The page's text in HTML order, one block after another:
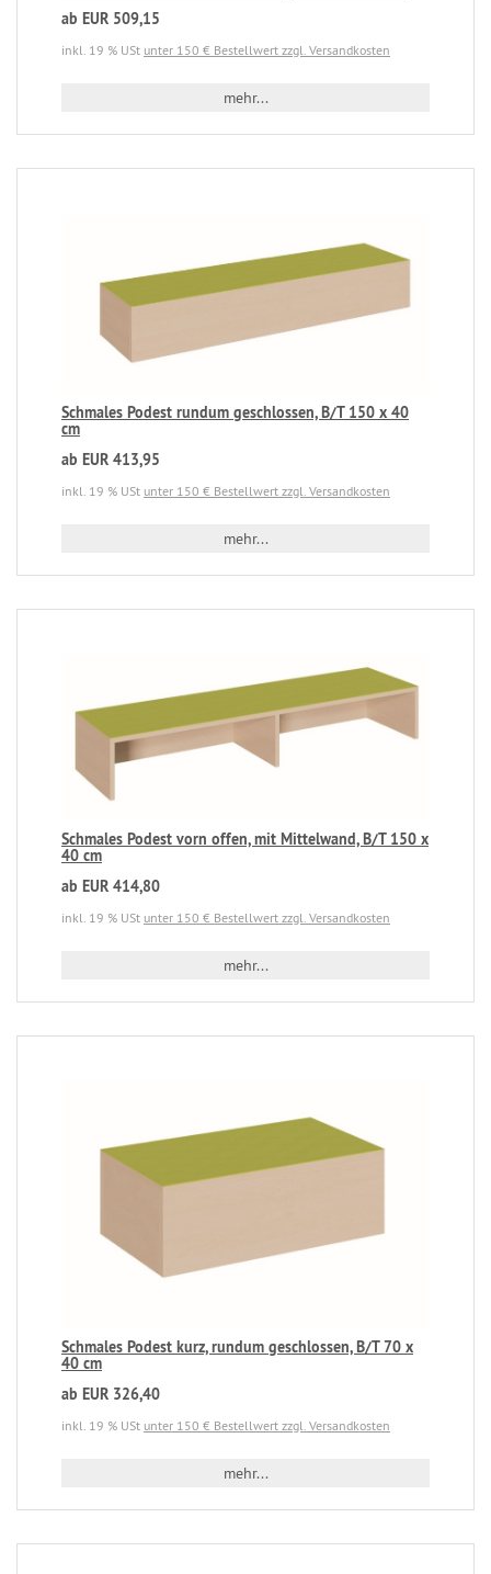
ab EUR 509,15
inkl. 19 % USt unter 150 € Bestellwert zzgl. Versandkosten
mehr...
Schmales Podest rundum geschlossen, B/T 150 x 40
cm
ab EUR 413,95
inkl. 19 % USt unter 150 € Bestellwert zzgl. Versandkosten
mehr...
Schmales Podest vorn offen, mit Mittelwand, B/T 150 x
40 cm
ab EUR 414,80
inkl. 19 % USt unter 150 € Bestellwert zzgl. Versandkosten
mehr...
Schmales Podest kurz, rundum geschlossen, B/T 70 x
40 cm
ab EUR 326,40
inkl. 19 % USt unter 150 € Bestellwert zzgl. Versandkosten
mehr...